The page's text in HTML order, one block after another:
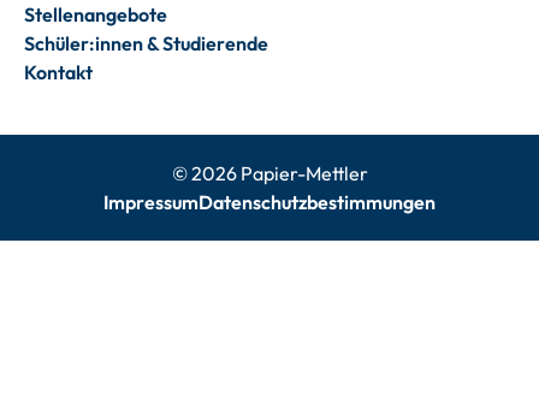
Stellenangebote
Schüler:innen & Studierende
Kontakt
© 2026 Papier-Mettler
ImpressumDatenschutzbestimmungen